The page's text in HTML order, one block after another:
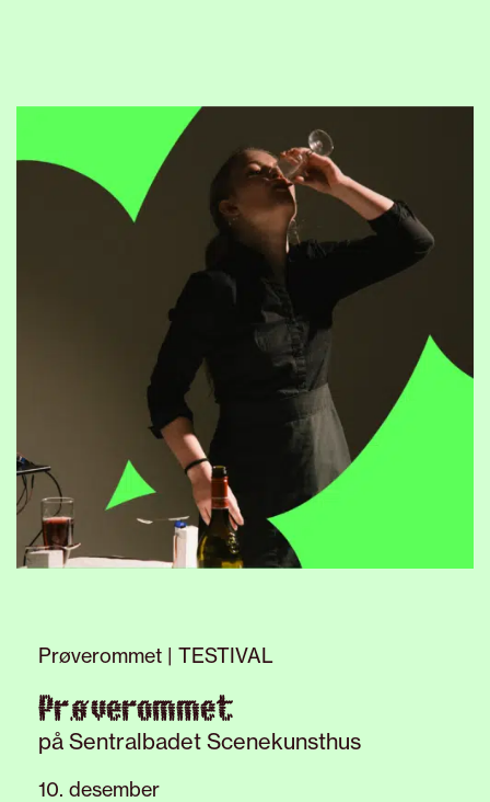
Prøverommet | TESTIVAL
Prøverommet
på Sentralbadet Scenekunsthus
10. desember